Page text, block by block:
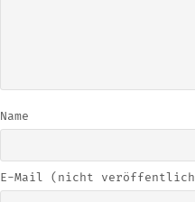
Name
E-Mail (nicht